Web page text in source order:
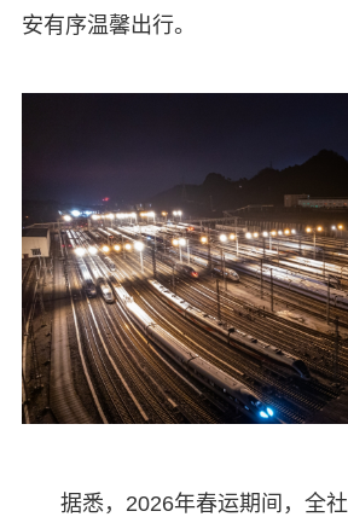
安有序温馨出行。
据悉，2026年春运期间，全